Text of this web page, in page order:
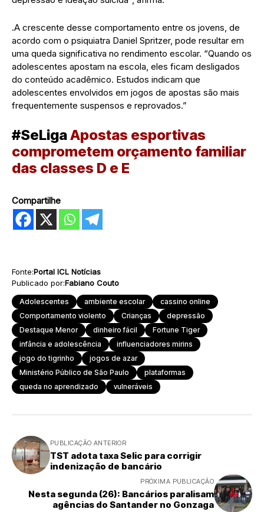
.A crescente desse comportamento entre os jovens, de
acordo com o psiquiatra Daniel Spritzer, pode resultar em
uma queda significativa no rendimento escolar. “Quando os
adolescentes apostam na escola, eles ficam desligados
do conteúdo acadêmico. Estudos indicam que
adolescentes envolvidos em jogos de apostas são mais
frequentemente suspensos e reprovados.”
#SeLigaApostas esportivas
comprometem orçamento familiar
das classes D e E
Compartilhe
Fonte:Portal ICL Notícias
Publicado por:Fabiano Couto
Adolescentes ambiente escolar
cassino online
Comportamento violento
Crianças
depressão
Destaque Menor
dinheiro fácil
Fortune Tiger
infância e adolescência
influenciadores mirins
jogo do tigrinho
jogos de azar
Ministério Público de São Paulo
plataformas
queda no aprendizado
vulneráveis
PUBLICAÇÃO ANTERIOR
TST adota taxa Selic para corrigir
indenização de bancário
PRÓXIMA PUBLICAÇÃO
Nesta segunda (26): Bancários paralisam
agências do Santander no Gonzaga